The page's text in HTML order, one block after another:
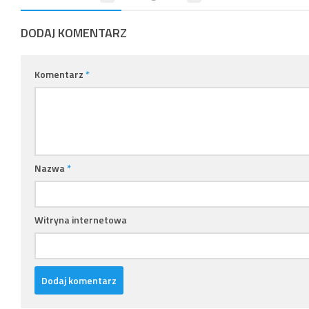
DODAJ KOMENTARZ
Komentarz*
Nazwa*
Witryna internetowa